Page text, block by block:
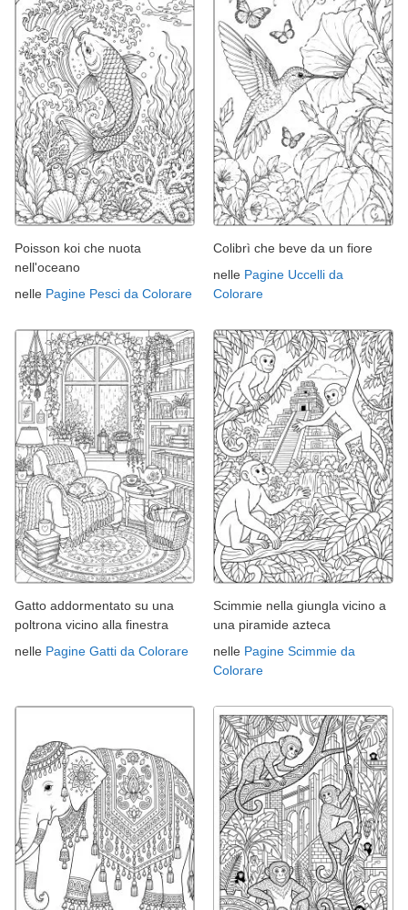
Poisson koi che nuota
nell'oceano
nelle Pagine Pesci da Colorare
Colibrì che beve da un fiore
nelle Pagine Uccelli da
Colorare
Gatto addormentato su una
poltrona vicino alla finestra
nelle Pagine Gatti da Colorare
Scimmie nella giungla vicino a
una piramide azteca
nelle Pagine Scimmie da
Colorare